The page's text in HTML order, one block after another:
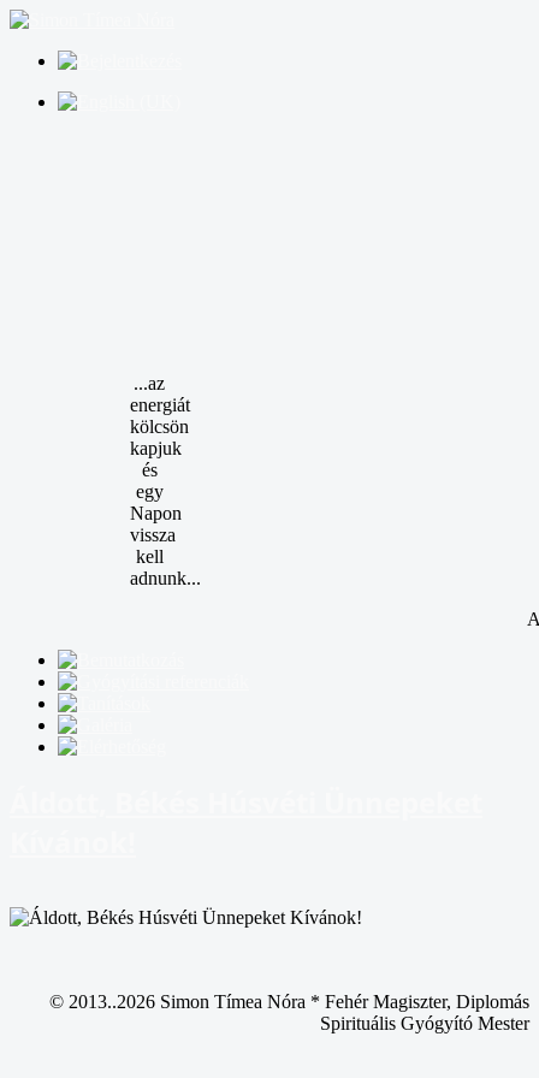
...az
energiát
kölcsön
kapjuk
és
egy
Napon
vissza
kell
adnunk...
© 2013..2026 Simon Tímea Nóra * Fehér Magiszter, Diplomás
Spirituális Gyógyító Mester